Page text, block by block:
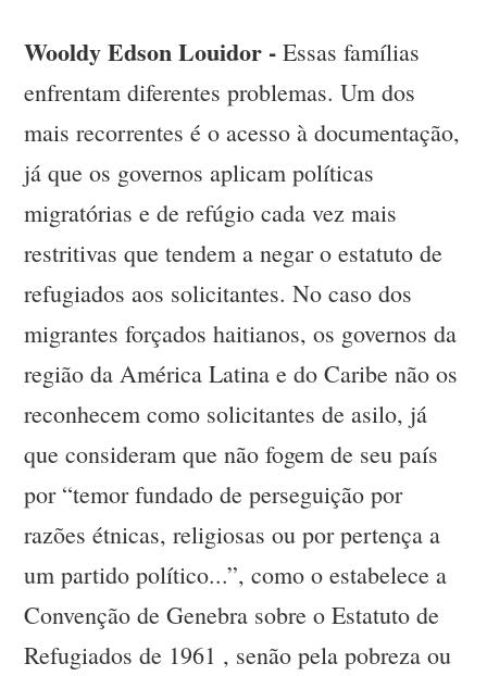
Wooldy Edson Louidor - Essas famílias
enfrentam diferentes problemas. Um dos
mais recorrentes é o acesso à documentação,
já que os governos aplicam políticas
migratórias e de refúgio cada vez mais
restritivas que tendem a negar o estatuto de
refugiados aos solicitantes. No caso dos
migrantes forçados haitianos, os governos da
região da América Latina e do Caribe não os
reconhecem como solicitantes de asilo, já
que consideram que não fogem de seu país
por “temor fundado de perseguição por
razões étnicas, religiosas ou por pertença a
um partido político...”, como o estabelece a
Convenção de Genebra sobre o Estatuto de
Refugiados de 1961 , senão pela pobreza ou